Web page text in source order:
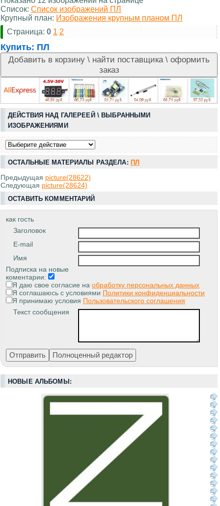
Список: Список изображений ПЛ
Крупный план: Изображения крупным планом ПЛ
Страница: 0 1 2
Купить: ПЛ
ДЕЙСТВИЯ НАД ГАЛЕРЕЕЙ \ ВЫБРАННЫМИ
ИЗОБРАЖЕНИЯМИ
ОСТАЛЬНЫЕ МАТЕРИАЛЫ РАЗДЕЛА: ПЛ
Предыдущая picture(28622)
Следующая picture(28624)
ОСТАВИТЬ КОММЕНТАРИЙ
как гость
Заголовок
E-mail
Имя
Подписка на новые
коментарии:
Я даю свое согласие на обработку персональных данных
Я соглашаюсь с условиями Политики конфиденциальности
Я принимаю условия Пользовательского соглашения
Текст сообщения
НОВЫЕ АЛЬБОМЫ: